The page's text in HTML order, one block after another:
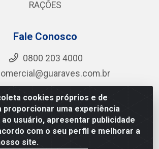
cookies próprios e de
uma experiência
usuário, apresentar publicidade
com o seu perfil e melhorar a
site.
RAÇÕES
Fale Conosco
0800 203 4000
075 KM 2, S/N - Zona Rural, Guarabira/PB
000 - CNPJ 12.727.145/0001-78